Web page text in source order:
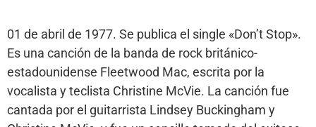
01 de abril de 1977. Se publica el single «Don’t Stop».
Es una canción de la banda de rock británico-
estadounidense Fleetwood Mac, escrita por la
vocalista y teclista Christine McVie. La canción fue
cantada por el guitarrista Lindsey Buckingham y